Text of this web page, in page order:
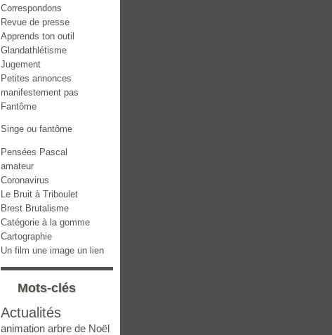
Correspondons
Revue de presse
Apprends ton outil
Glandathlétisme
Jugement
Petites annonces
manifestement pas
Fantôme
Singe ou fantôme
Pensées Pascal
amateur
Coronavirus
Le Bruit à Triboulet
Brest Brutalisme
Catégorie à la gomme
Cartographie
Un film une image un lien
Mots-clés
Actualités
animation arbre de Noël